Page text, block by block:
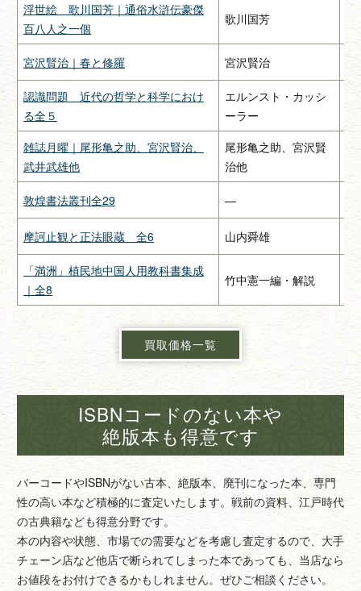
浮世絵 歌川国芳｜通俗水滸伝豪傑
百八人之一個
歌川国芳
宮沢賢治｜春と修羅 宮沢賢治
認識問題 近代の哲学と科学におけ
る全５
エルンスト・カッシ
ーラー
み
雑誌月曜｜尾形亀之助、宮沢賢治、
武井武雄他
尾形亀之助、宮沢賢
治他
敦煌書法叢刊全29 —
摩訶止観と正法眼蔵 全6 山内舜雄
「満洲」植民地中国人用教科書集成
｜全8
竹中憲一編・解説
買取価格一覧
ISBNコードのない本や
絶版本も得意です
バーコードやISBNがない古本、絶版本、廃刊になった本、専門
性の高い本など積極的に査定いたします。戦前の資料、江戸時代
の古典籍なども得意分野です。
本の内容や状態、市場での需要などを考慮し査定するので、大手
チェーン店など他店で断られてしまった本であっても、当店なら
お値段をお付けできるかもしれません。ぜひご相談ください。